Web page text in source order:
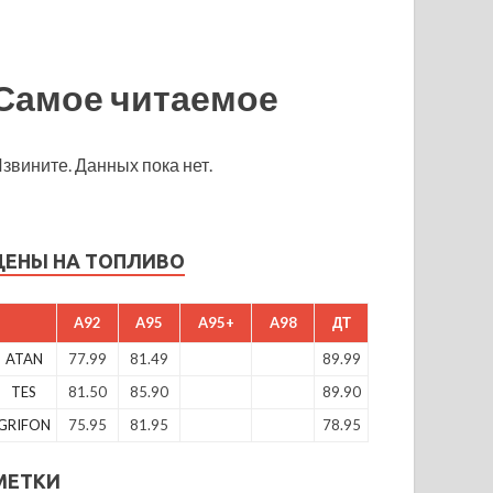
читаемое
Данных пока нет.
НА ТОПЛИВО
A92 A95 A95+ A98 ДТ
ATAN 77.99 81.49
89.99
TES
81.50 85.90
89.90
75.95 81.95 78.95